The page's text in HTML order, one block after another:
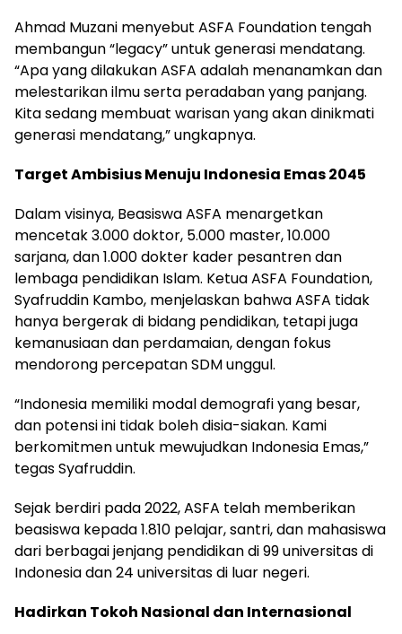
Ahmad Muzani menyebut ASFA Foundation tengah
membangun “legacy” untuk generasi mendatang.
“Apa yang dilakukan ASFA adalah menanamkan dan
melestarikan ilmu serta peradaban yang panjang.
Kita sedang membuat warisan yang akan dinikmati
generasi mendatang,” ungkapnya.
Target Ambisius Menuju Indonesia Emas 2045
Dalam visinya, Beasiswa ASFA menargetkan
mencetak 3.000 doktor, 5.000 master, 10.000
sarjana, dan 1.000 dokter kader pesantren dan
lembaga pendidikan Islam. Ketua ASFA Foundation,
Syafruddin Kambo, menjelaskan bahwa ASFA tidak
hanya bergerak di bidang pendidikan, tetapi juga
kemanusiaan dan perdamaian, dengan fokus
mendorong percepatan SDM unggul.
“Indonesia memiliki modal demografi yang besar,
dan potensi ini tidak boleh disia-siakan. Kami
berkomitmen untuk mewujudkan Indonesia Emas,”
tegas Syafruddin.
Sejak berdiri pada 2022, ASFA telah memberikan
beasiswa kepada 1.810 pelajar, santri, dan mahasiswa
dari berbagai jenjang pendidikan di 99 universitas di
Indonesia dan 24 universitas di luar negeri.
Hadirkan Tokoh Nasional dan Internasional